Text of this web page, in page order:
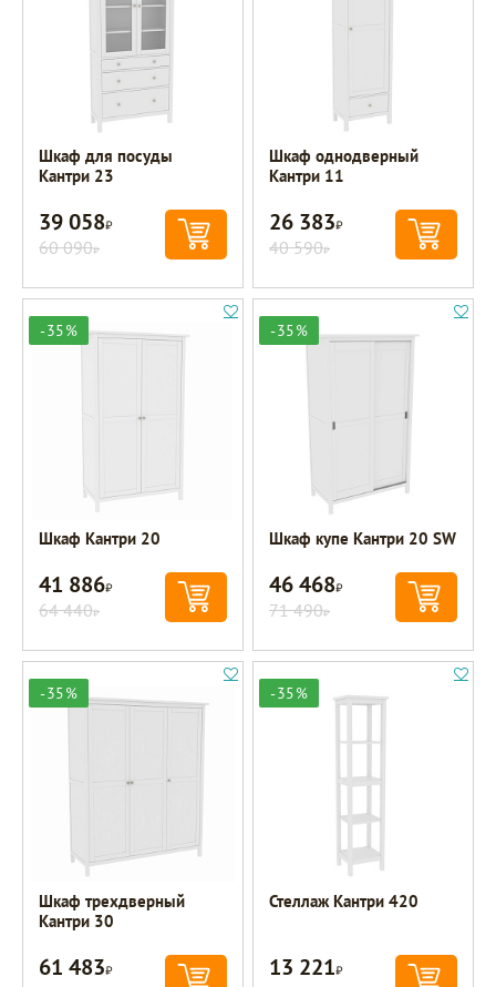
Шкаф для посуды
Кантри 23
39 058Р
60 090Р
Шкаф однодверный
Кантри 11
26 383Р
40 590Р
-35%
Шкаф Кантри 20
41 886Р
64 440Р
-35%
Шкаф купе Кантри 20 SW
46 468Р
71 490Р
-35%
Шкаф трехдверный
Кантри 30
61 483Р
-35%
Стеллаж Кантри 420
13 221Р